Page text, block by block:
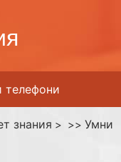
телефони
знания > >> Умни